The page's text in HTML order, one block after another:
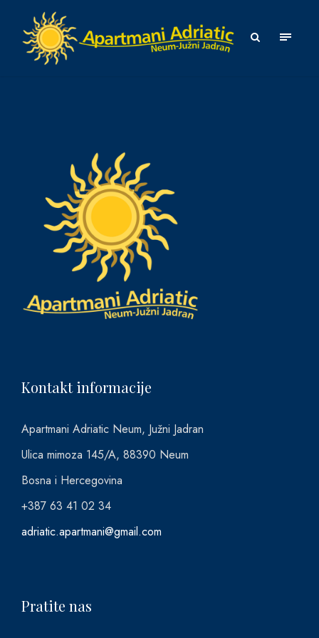
Kontakt informacije
Apartmani Adriatic Neum, Južni Jadran
Ulica mimoza 145/A, 88390 Neum
Bosna i Hercegovina
+387 63 41 02 34
adriatic.apartmani@gmail.com
Pratite nas